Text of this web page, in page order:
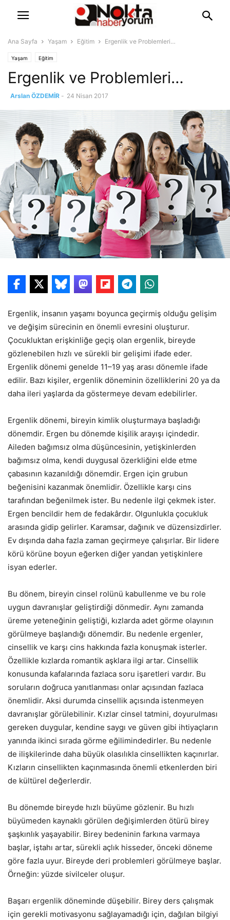
Ana Sayfa Yaşam Eğitim Ergenlik ve Problemleri…
Yaşam Eğitim
Ergenlik ve Problemleri…
Arslan ÖZDEMİR - 24 Nisan 2017
Ergenlik, insanın yaşamı boyunca geçirmiş olduğu gelişim
ve değişim sürecinin en önemli evresini oluşturur.
Çocukluktan erişkinliğe geçiş olan ergenlik, bireyde
gözlenebilen hızlı ve sürekli bir gelişimi ifade eder.
Ergenlik dönemi genelde 11–19 yaş arası dönemle ifade
edilir. Bazı kişiler, ergenlik döneminin özelliklerini 20 ya da
daha ileri yaşlarda da göstermeye devam edebilirler.
Ergenlik dönemi, bireyin kimlik oluşturmaya başladığı
dönemdir. Ergen bu dönemde kişilik arayışı içindedir.
Aileden bağımsız olma düşüncesinin, yetişkinlerden
bağımsız olma, kendi duygusal özerkliğini elde etme
çabasının kazanıldığı dönemdir. Ergen için grubun
beğenisini kazanmak önemlidir. Özellikle karşı cins
tarafından beğenilmek ister. Bu nedenle ilgi çekmek ister.
Ergen bencildir hem de fedakârdır. Olgunlukla çocukluk
arasında gidip gelirler. Karamsar, dağınık ve düzensizdirler.
Ev dışında daha fazla zaman geçirmeye çalışırlar. Bir lidere
körü körüne boyun eğerken diğer yandan yetişkinlere
isyan ederler.
Bu dönem, bireyin cinsel rolünü kabullenme ve bu role
uygun davranışlar geliştirdiği dönmedir. Aynı zamanda
üreme yeteneğinin geliştiği, kızlarda adet görme olayının
görülmeye başlandığı dönemdir. Bu nedenle ergenler,
cinsellik ve karşı cins hakkında fazla konuşmak isterler.
Özellikle kızlarda romantik aşklara ilgi artar. Cinsellik
konusunda kafalarında fazlaca soru işaretleri vardır. Bu
soruların doğruca yanıtlanması onlar açısından fazlaca
önemlidir. Aksi durumda cinsellik açısında istenmeyen
davranışlar görülebilinir. Kızlar cinsel tatmini, doyurulması
gereken duygular, kendine saygı ve güven gibi ihtiyaçların
yanında ikinci sırada görme eğilimindedirler. Bu nedenle
de ilişkilerinde daha büyük olasılıkla cinsellikten kaçınırlar.
Kızların cinsellikten kaçınmasında önemli etkenlerden biri
de kültürel değerlerdir.
Bu dönemde bireyde hızlı büyüme gözlenir. Bu hızlı
büyümeden kaynaklı görülen değişimlerden ötürü birey
şaşkınlık yaşayabilir. Birey bedeninin farkına varmaya
başlar, iştahı artar, sürekli açlık hisseder, önceki döneme
göre fazla uyur. Bireyde deri problemleri görülmeye başlar.
Örneğin: yüzde sivilceler oluşur.
Başarı ergenlik döneminde düşebilir. Birey ders çalışmak
için gerekli motivasyonu sağlayamadığı için, dağılan bilgiyi